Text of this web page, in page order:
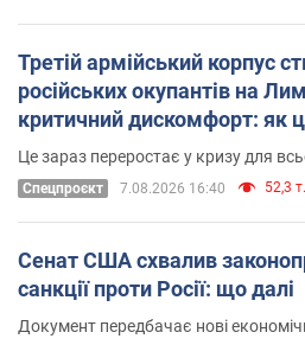
Третій армійський корпус
російських окупантів на
критичний дискомфорт: як
Це зараз переростає у кризу для
Cпецпроєкт 7.08.2026 16:40 52,3 т.
Сенат США схвалив
санкції проти Росії: що далі
Документ передбачає нові